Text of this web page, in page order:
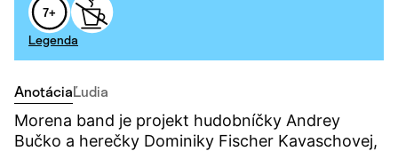
7+
Legenda
AnotáciaĽudia
Morena band je projekt hudobníčky Andrey
Bučko a herečky Dominiky Fischer Kavaschovej,